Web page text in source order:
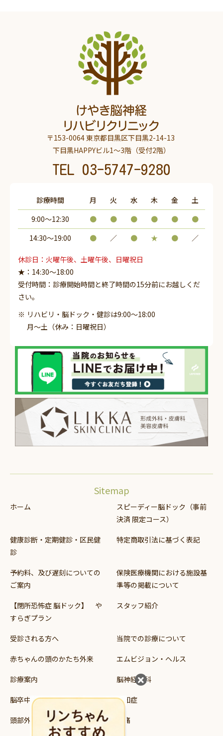
〒153-0064 東京都目黒区下目黒2-14-13
下目黒HAPPYビル1～3階（受付2階）
TEL 03-5747-9280
診療時間 月 火 水 木 金
土
9:00～12:30
● ● ● ● ●
●
14:30〜19:00
● ／ ● ★ ● ／
休診日：火曜午後、土曜午後、日曜祝日
★：14:30～18:00
受付時間：診療開始時間と終了時間の15分前にお越しくだ
さい。
リハビリ・脳ドック・健診は9:00～18:00
月～土（休み：日曜祝日）
Sitemap
ホーム
スピーディー脳ドック（事前
決済 限定コース）
健康診断・定期健診・区民健
診
特定商取引法に基づく表記
予約料、及び遅刻についての
ご案内
保険医療機関における施設基
準等の掲載について
【閉所恐怖症 脳ドック】 や
すらぎプラン
スタッフ紹介
受診される方へ 当院での診療について
赤ちゃんの頭のかたち外来 エムビジョン・ヘルス
診療案内 脳神経外科
脳卒中 認知症
頭部外傷 頭痛